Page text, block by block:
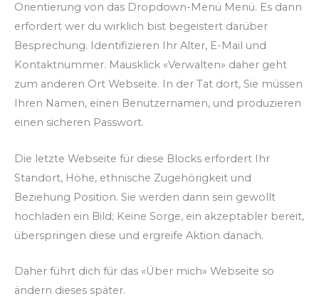
Orientierung von das Dropdown-Menü Menü. Es dann
erfordert wer du wirklich bist begeistert darüber
Besprechung. Identifizieren Ihr Alter, E-Mail und
Kontaktnummer. Mausklick «Verwalten» daher geht
zum anderen Ort Webseite. In der Tat dort, Sie müssen
Ihren Namen, einen Benutzernamen, und produzieren
einen sicheren Passwort.
Die letzte Webseite für diese Blocks erfordert Ihr
Standort, Höhe, ethnische Zugehörigkeit und
Beziehung Position. Sie werden dann sein gewollt
hochladen ein Bild; Keine Sorge, ein akzeptabler bereit,
überspringen diese und ergreife Aktion danach.
Daher führt dich für das «Über mich» Webseite so
ändern dieses später.